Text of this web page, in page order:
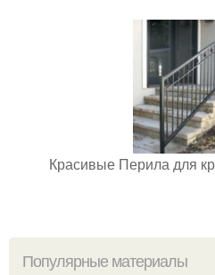
Красивые Перила для
Популярные материалы